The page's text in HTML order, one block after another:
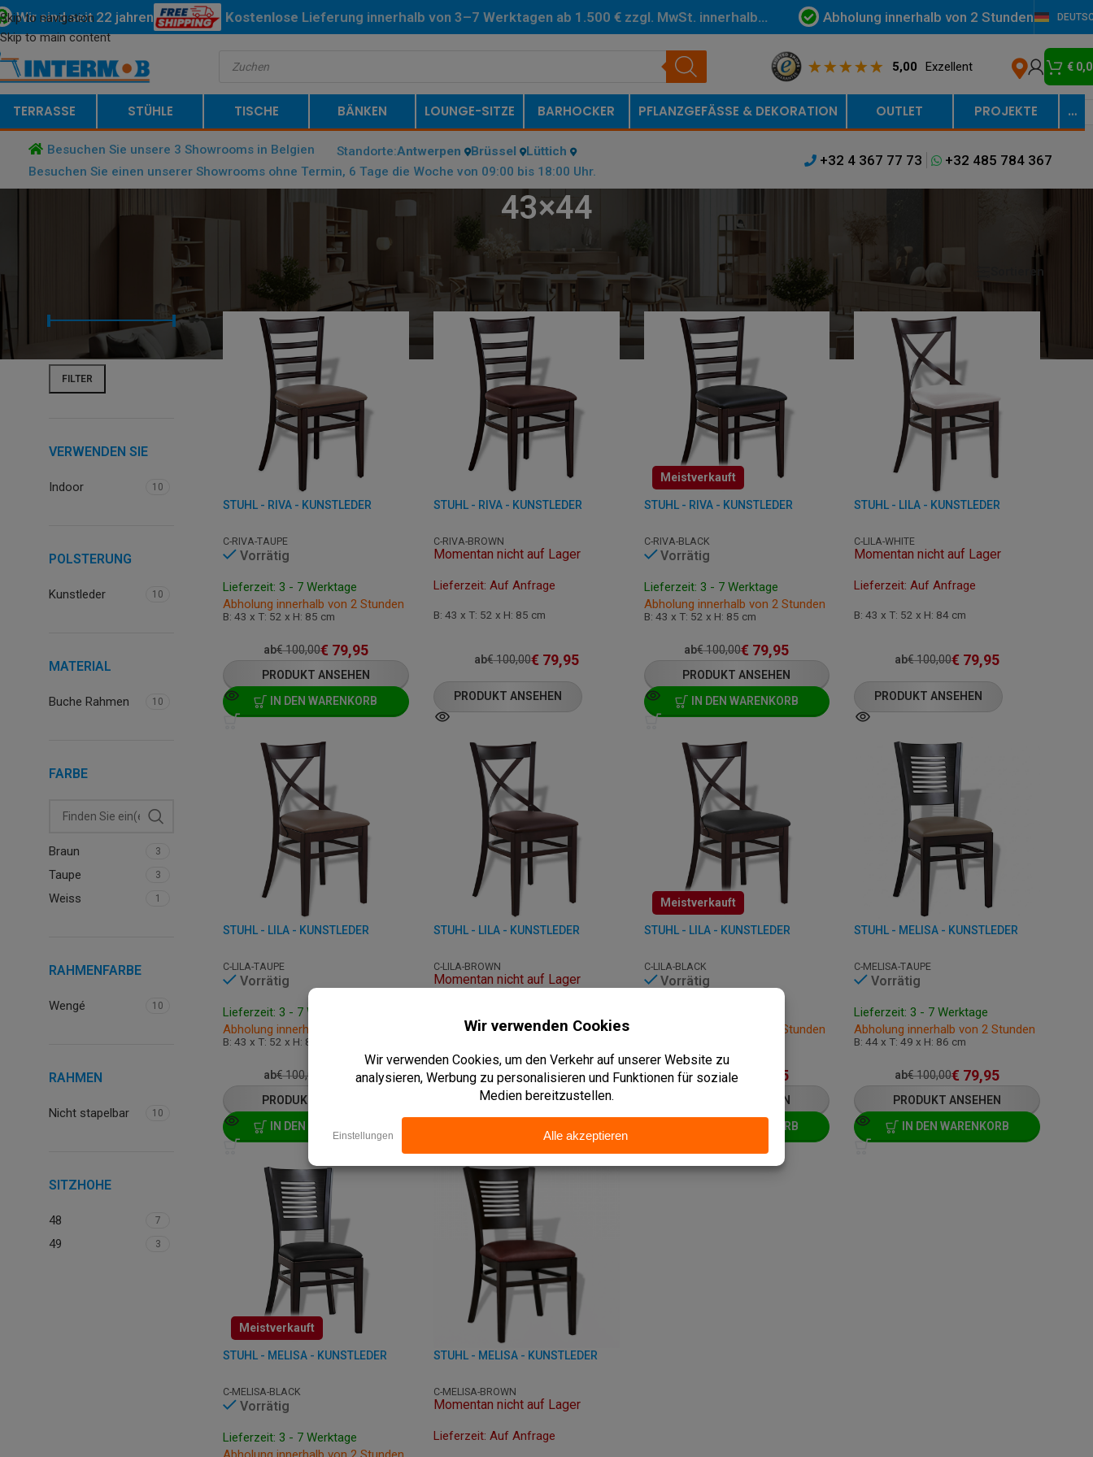
Skip to navigation
Skip to main content
Wir sind seit 22 jahren Kostenlose Lieferung innerhalb von 3–7 Werktagen ab 1.500 € zzgl. MwSt. innerhalb
Abholung innerhalb von 2 Stunden
5,00 Exzellent €
TERRASSE STÜHLE TISCHE BÄNKEN LOUNGE-SITZE BARHOCKER PFLANZGEFÄSSE & DEKORATION OUTLET PROJEKTE …
Besuchen Sie unsere 3 Showrooms in Belgien Standorte:Antwerpen Brüssel Lüttich
Besuchen Sie einen unserer Showrooms ohne Termin, 6 Tage die Woche von 09:00 bis 18:00 Uhr.
+32 4 367 77 73 +32 485 784 367
43×44
FILTER
Preis:€ 70—€ 80
VERWENDEN SIE
Indoor 10
POLSTERUNG
Kunstleder 10
MATERIAL
Buche Rahmen 10
FARBE
Braun 3
Taupe 3
Weiss 1
RAHMENFARBE
Wengé 10
RAHMEN
Nicht stapelbar 10
SITZHOHE
48 7
49 3
STARTSEITE PRODUCT SITZ (CM) Anzeigen 24 Sortieren
STUHL - RIVA - KUNSTLEDER
C-RIVA-TAUPE
Vorrätig
Lieferzeit: 3 - 7 Werktage
Abholung innerhalb von 2 Stunden
B: 43 x T: 52 x H: 85 cm
ab€100,00€ 79,95
PRODUKT ANSEHEN
IN DEN WARENKORB
STUHL - RIVA - KUNSTLEDER
C-RIVA-BROWN
Momentan nicht auf Lager
Lieferzeit: Auf Anfrage
B: 43 x T: 52 x H: 85 cm
ab€100,00€ 79,95
PRODUKT ANSEHEN
Meistverkauft
STUHL - RIVA - KUNSTLEDER
C-RIVA-BLACK
Vorrätig
Lieferzeit: 3 - 7 Werktage
Abholung innerhalb von 2 Stunden
B: 43 x T: 52 x H: 85 cm
ab€100,00€ 79,95
PRODUKT ANSEHEN
IN DEN WARENKORB
STUHL - LILA - KUNSTLEDER
C-LILA-WHITE
Momentan nicht auf Lager
Lieferzeit: Auf Anfrage
B: 43 x T: 52 x H: 84 cm
ab€100,00€ 79,95
PRODUKT ANSEHEN
STUHL - LILA - KUNSTLEDER
C-LILA-TAUPE
Vorrätig
Lieferzeit: 3 - 7 Werktage
Abholung innerhalb von 2 Stunden
B: 43 x T: 52 x H: 84 cm
ab€100,00 79,95
PRODUKT ANSEHEN
IN DEN WARENKORB
STUHL - LILA - KUNSTLEDER
C-LILA-BROWN
Momentan nicht auf Lager
ab€100,00€79,95
PRODUKT ANSEHEN
Meistverkauft
STUHL - LILA - KUNSTLEDER
C-LILA-BLACK
Vorrätig
Abholung innerhalb von 2 Stunden
ab€100,00 79,95
PRODUKT ANSEHEN
IN DEN WARENKORB
STUHL - MELISA - KUNSTLEDER
C-MELISA-TAUPE
Vorrätig
Lieferzeit: 3 - 7 Werktage
Abholung innerhalb von 2 Stunden
B: 44 x T: 49 x H: 86 cm
ab€100,00€ 79,95
PRODUKT ANSEHEN
IN DEN WARENKORB
Meistverkauft
STUHL - MELISA - KUNSTLEDER
C-MELISA-BLACK
Vorrätig
Lieferzeit: 3 - 7 Werktage
STUHL - MELISA - KUNSTLEDER
C-MELISA-BROWN
Momentan nicht auf Lager
Lieferzeit: Auf Anfrage